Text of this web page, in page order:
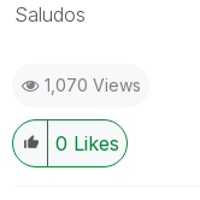
Saludos
1,070 Views
0 Likes